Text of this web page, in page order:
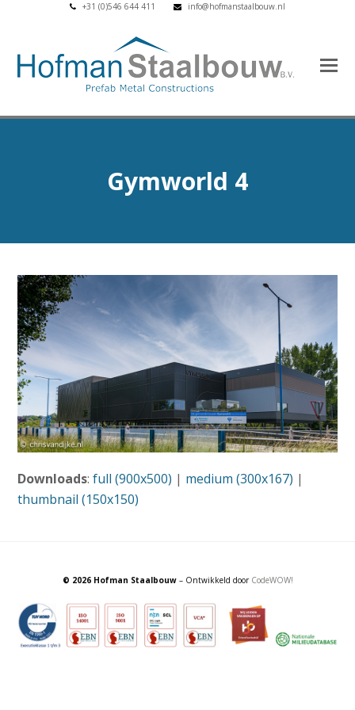
+31 (0)546 644 411 info@hofmanstaalbouw.nl
Gymworld 4
Downloads:full (900x500) | medium (300x167) |
thumbnail (150x150)
© 2026 Hofman Staalbouw– Ontwikkeld door CodeWOW!